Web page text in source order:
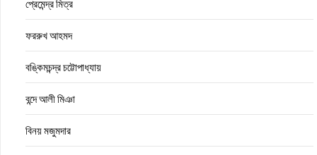
প্রেমেন্দ্র মিত্র
ফররুখ আহমদ
বঙ্কিমচন্দ্র চট্টোপাধ্যায়
বন্দে আলী মিঞা
বিনয় মজুমদার